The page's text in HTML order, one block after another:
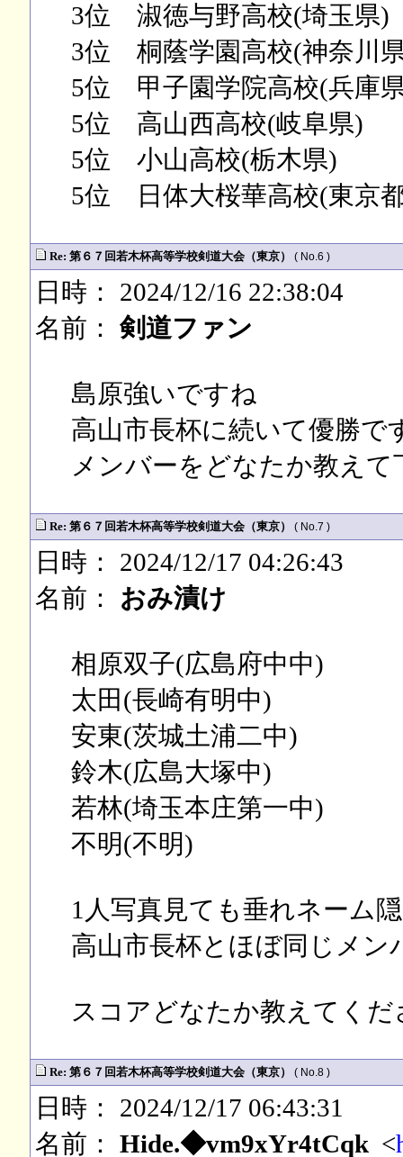
3位 淑徳与野高校(埼玉県)
3位 桐蔭学園高校(神奈川
5位 甲子園学院高校(兵庫
5位 高山西高校(岐阜県)
5位 小山高校(栃木県)
5位 日体大桜華高校(東京
Re: 第６７回若木杯高等学校剣道大会（東京） ( No.6 )
日時： 2024/12/16 22:38:04
名前： 剣道ファン
島原強いですね
高山市長杯に続いて優勝で
メンバーをどなたか教えて
Re: 第６７回若木杯高等学校剣道大会（東京） ( No.7 )
日時： 2024/12/17 04:26:43
名前： おみ漬け
相原双子(広島府中中)
太田(長崎有明中)
安東(茨城土浦二中)
鈴木(広島大塚中)
若林(埼玉本庄第一中)
不明(不明)
1人写真見ても垂れネーム
高山市長杯とほぼ同じメン
スコアどなたか教えてくだ
Re: 第６７回若木杯高等学校剣道大会（東京） ( No.8 )
日時： 2024/12/17 06:43:31
名前： Hide.◆vm9xYr4tCqk<